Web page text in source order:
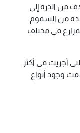
من الذرة إلى
من السموم
في مختلف
أجريت في أكثر
وجود أنواع